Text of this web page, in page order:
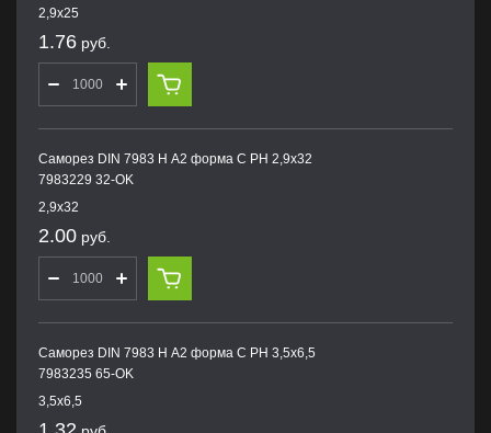
2,9х25
1.76 руб.
Саморез DIN 7983 H А2 форма С PH 2,9х32
7983229 32-OK
2,9х32
2.00 руб.
Саморез DIN 7983 H А2 форма С PH 3,5х6,5
7983235 65-OK
3,5х6,5